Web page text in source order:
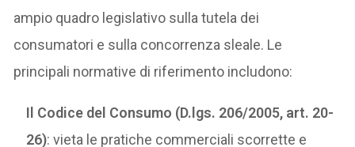
ampio quadro legislativo sulla tutela dei
consumatori e sulla concorrenza sleale. Le
principali normative di riferimento includono:
Il Codice del Consumo (D.lgs. 206/2005, art. 20-
26): vieta le pratiche commerciali scorrette e